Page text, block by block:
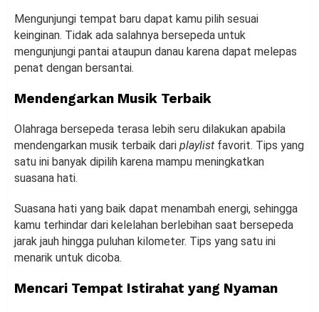
Mengunjungi tempat baru dapat kamu pilih sesuai
keinginan. Tidak ada salahnya bersepeda untuk
mengunjungi pantai ataupun danau karena dapat melepas
penat dengan bersantai.
Mendengarkan Musik Terbaik
Olahraga bersepeda terasa lebih seru dilakukan apabila
mendengarkan musik terbaik dari playlist favorit. Tips yang
satu ini banyak dipilih karena mampu meningkatkan
suasana hati.
Suasana hati yang baik dapat menambah energi, sehingga
kamu terhindar dari kelelahan berlebihan saat bersepeda
jarak jauh hingga puluhan kilometer. Tips yang satu ini
menarik untuk dicoba.
Mencari Tempat Istirahat yang Nyaman